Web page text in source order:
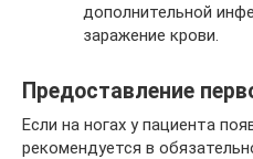
дополнительной
заражение крови.
Предоставление
Если на ногах у пациента
рекомендуется в